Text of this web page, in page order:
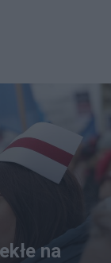
na